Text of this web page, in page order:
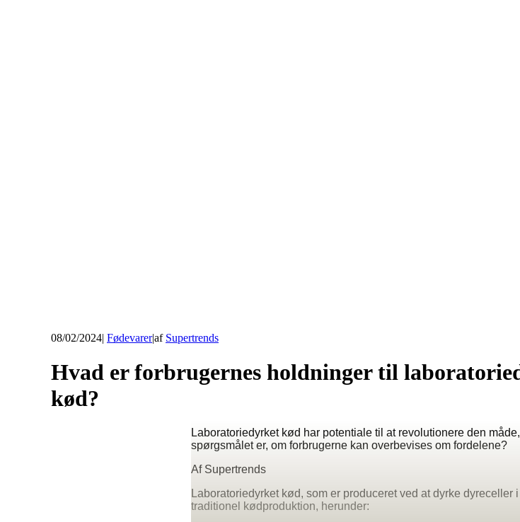
08/02/2024| Fødevarer|af Supertrends
Hvad er forbrugernes holdninger til
kød?
Laboratoriedyrket kød har potentiale til at revolutionere den
spørgsmålet er, om forbrugerne kan overbevises om fordelene?
Af Supertrends
Laboratoriedyrket kød, som er produceret ved at dyrke
traditionel kødproduktion, herunder: